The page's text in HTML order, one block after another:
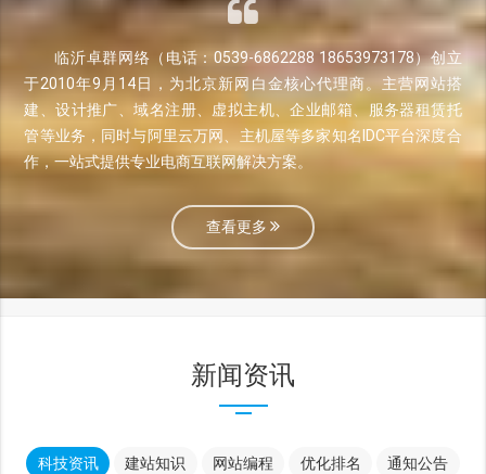
临沂卓群网络（电话：0539-6862288 18653973178）创立
于2010年9月14日，为北京新网白金核心代理商。主营网站搭
建、设计推广、域名注册、虚拟主机、企业邮箱、服务器租赁托
管等业务，同时与阿里云万网、主机屋等多家知名IDC平台深度合
作，一站式提供专业电商互联网解决方案。
查看更多
新闻资讯
科技资讯 建站知识 网站编程 优化排名 通知公告